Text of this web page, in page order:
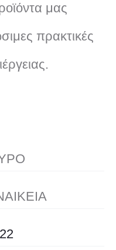
μας
πρακτικές